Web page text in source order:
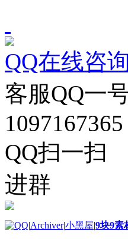
QQ在线咨询
客服QQ一
1097167365
QQ扫一扫
进群
|Archiver|小黑屋|9块9素